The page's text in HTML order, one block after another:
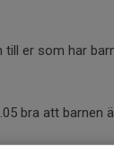
er som har
bra att barnen